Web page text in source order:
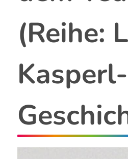
(Reihe:
Kasperl-